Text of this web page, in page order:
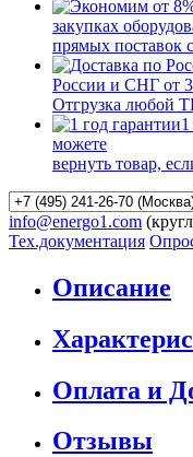
закупках
прямых поставок
России и СНГ от
Отгрузка любой
можете
вернуть товар,
info@energo1.com
Тех.документация
Описание
Оплата и
Отзывы